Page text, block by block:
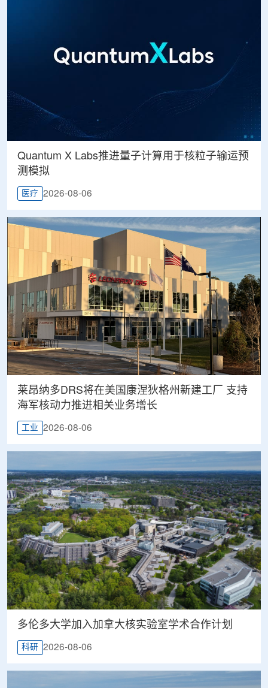
Quantum X Labs推进量子计算用于核粒子输运预
测模拟
医疗 2026-08-06
莱昂纳多DRS将在美国康涅狄格州新建工厂 支持
海军核动力推进相关业务增长
工业 2026-08-06
多伦多大学加入加拿大核实验室学术合作计划
科研 2026-08-06